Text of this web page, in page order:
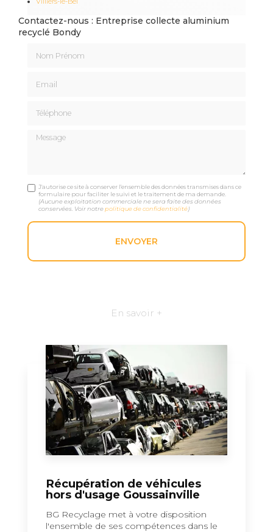
Contactez-nous : Entreprise collecte aluminium
recyclé Bondy
Message
J'autorise ce site à conserver l'ensemble des données transmises dans ce
formulaire pour faciliter le suivi et le traitement de ma demande.
(Aucune exploitation commerciale ne sera faite des données
conservées. Voir notrepolitique de confidentialité)
En savoir +
Récupération de véhicules
hors d'usage Goussainville
BG Recyclage met à votre disposition
l'ensemble de ses compétences dans le